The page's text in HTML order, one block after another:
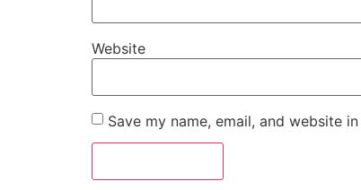
Website
Save my name, email, and website